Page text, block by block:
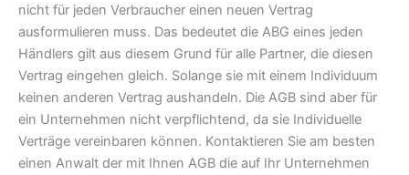
nicht für jeden Verbraucher einen neuen Vertrag
ausformulieren muss. Das bedeutet die ABG eines jeden
Händlers gilt aus diesem Grund für alle Partner, die diesen
Vertrag eingehen gleich. Solange sie mit einem Individuum
keinen anderen Vertrag aushandeln. Die AGB sind aber für
ein Unternehmen nicht verpflichtend, da sie Individuelle
Verträge vereinbaren können. Kontaktieren Sie am besten
einen Anwalt der mit Ihnen AGB die auf Ihr Unternehmen